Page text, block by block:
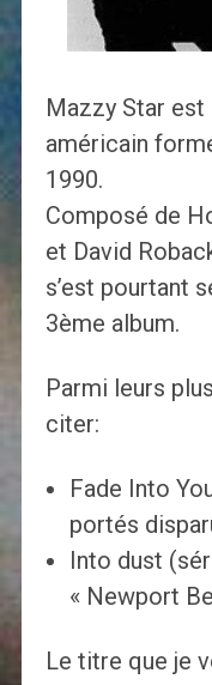
Mazzy Star est
américain
1990.
Composé de
et David
s’est pourtant
3ème album.
Parmi leurs
citer:
Fade Into
portés
Into dust
« Newport
Le titre que je